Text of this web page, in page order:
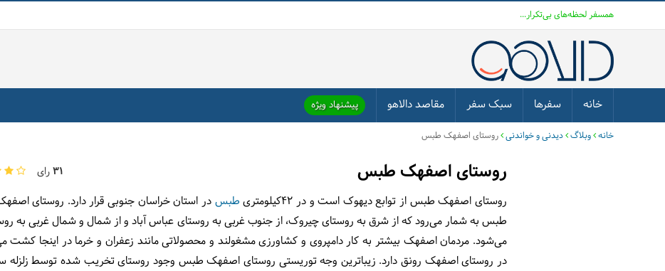
همسفر لحظه‌های بی‌تکرار...
خانه سفرها سبک سفر مقاصد دالاهو پیشنهاد ویژه
خانه وبلاگ دیدنی و خواندنی روستای اصفهک طبس
روستای اصفهک طبس 31رای
روستای اصفهک طبس از توابع دیهوک است و در 42کیلومتری طبس در استان خراسان جنوبی قرار دارد. روستای
طبس به شمار می‌رود کهاز شرق به روستای چیروک، از جنوب غربی به روستای عباس آباد و از شمال و شمال غربی به
می‌شود. مردمان اصفهک بیشتر به کار دامپروی و کشاورزی مشغولند و محصولاتی مانند زعفران و خرما در اینجا کشت
در روستای اصفهک رونق دارد. زیباترین وجه توریستی روستای اصفهک طبس